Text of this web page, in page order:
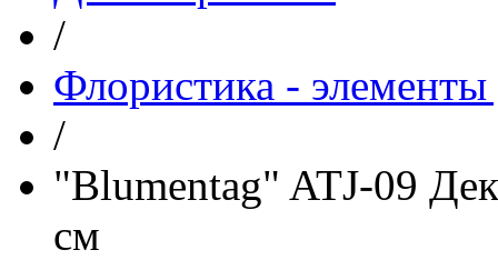
/
Флористика - элементы
/
"Blumentag" ATJ-09
см